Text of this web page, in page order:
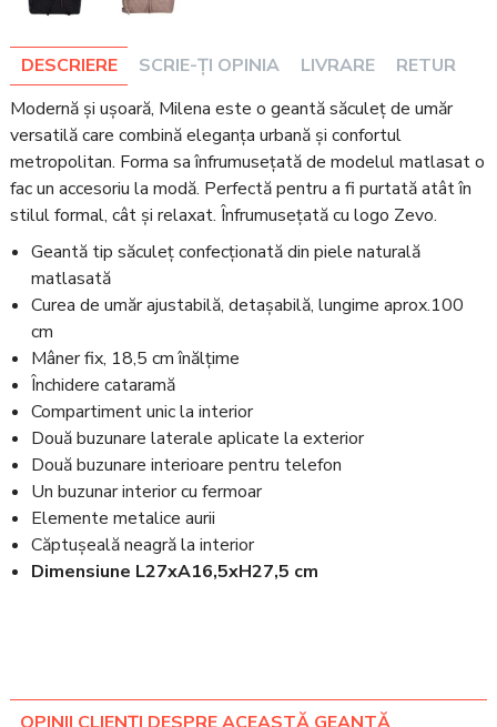
DESCRIERE SCRIE-ȚI OPINIA LIVRARE
RETUR
Modernă și ușoară, Milena este o geantă săculeț de umăr
versatilă care combină eleganța urbană și confortul
metropolitan. Forma sa înfrumusețată de modelul matlasat o
fac un accesoriu la modă. Perfectă pentru a fi purtată atât în
stilul formal, cât și relaxat. Înfrumusețată cu logo Zevo.
Geantă tip săculeț confecționată din piele naturală
matlasată
Curea de umăr ajustabilă, detașabilă, lungime aprox.100
cm
Mâner fix, 18,5 cm înălțime
Închidere cataramă
Compartiment unic la interior
Două buzunare laterale aplicate la exterior
Două buzunare interioare pentru telefon
Un buzunar interior cu fermoar
Elemente metalice aurii
Căptușeală neagră la interior
Dimensiune L27xA16,5xH27,5 cm